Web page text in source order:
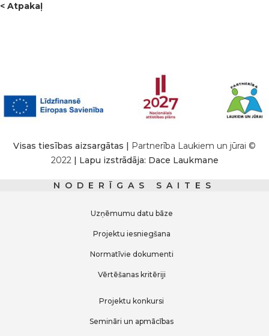
< Atpakaļ
Visas tiesības aizsargātas | Partnerība Laukiem un jūrai ©
2022| Lapu izstrādāja: Dace Laukmane
NODERĪGAS SAITES
Uzņēmumu datu bāze
Projektu iesniegšana
Normatīvie dokumenti
Vērtēšanas kritēriji
Projektu konkursi
Semināri un apmācības